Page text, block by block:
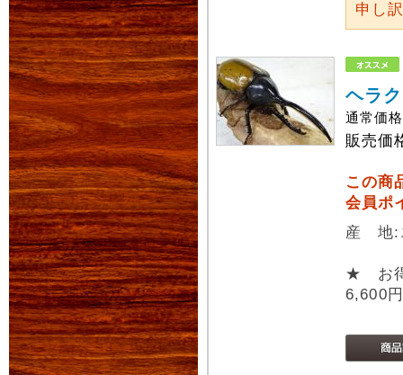
申し
ヘラ
通常価
販売価
この商
会員ポ
産 地:
★ お
6,600